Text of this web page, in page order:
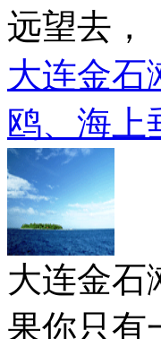
远望去，
大连金石
鸥、海上
大连金石
果你只有